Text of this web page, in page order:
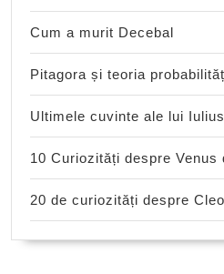
Cum a murit Decebal
Pitagora și teoria
Ultimele cuvinte ale lui
10 Curiozități despre Venus
20 de curiozități despre